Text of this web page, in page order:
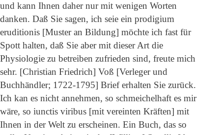
und kann Ihnen daher nur mit wenigen Worten
danken. Daß Sie sagen, ich seie ein prodigium
eruditionis [Muster an Bildung] möchte ich fast für
Spott halten, daß Sie aber mit dieser Art die
Physiologie zu betreiben zufrieden sind, freute mich
sehr. [Christian Friedrich] Voß [Verleger und
Buchhändler; 1722-1795] Brief erhalten Sie zurück.
Ich kan es nicht annehmen, so schmeichelhaft es mir
wäre, so iunctis viribus [mit vereinten Kräften] mit
Ihnen in der Welt zu erscheinen. Ein Buch, das so